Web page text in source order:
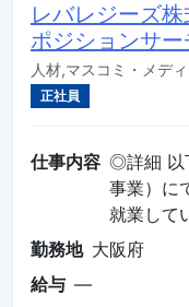
レバレジーズ
ポジションサ
人材,マスコミ・メデ
正社員
仕事内容 ◎詳細 以
事業）に
就業して
勤務地 大阪府
給与 —